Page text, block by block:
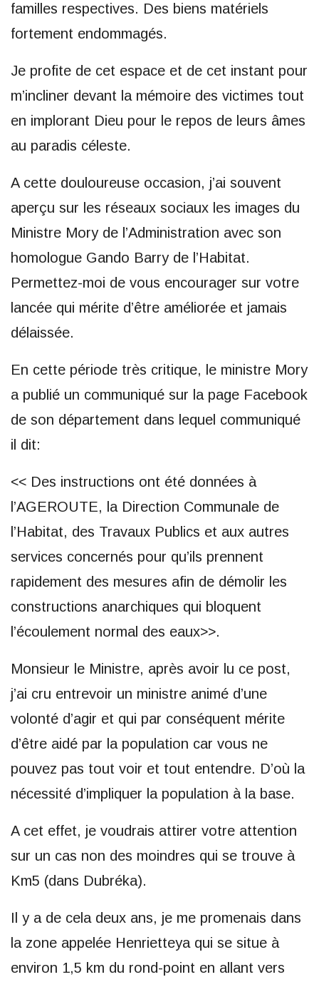
familles respectives. Des biens matériels
fortement endommagés.
Je profite de cet espace et de cet instant pour
m’incliner devant la mémoire des victimes tout
en implorant Dieu pour le repos de leurs âmes
au paradis céleste.
A cette douloureuse occasion, j’ai souvent
aperçu sur les réseaux sociaux les images du
Ministre Mory de l’Administration avec son
homologue Gando Barry de l’Habitat.
Permettez-moi de vous encourager sur votre
lancée qui mérite d’être améliorée et jamais
délaissée.
En cette période très critique, le ministre Mory
a publié un communiqué sur la page Facebook
de son département dans lequel communiqué
il dit:
<< Des instructions ont été données à
l’AGEROUTE, la Direction Communale de
l’Habitat, des Travaux Publics et aux autres
services concernés pour qu’ils prennent
rapidement des mesures afin de démolir les
constructions anarchiques qui bloquent
l’écoulement normal des eaux>>.
Monsieur le Ministre, après avoir lu ce post,
j’ai cru entrevoir un ministre animé d’une
volonté d’agir et qui par conséquent mérite
d’être aidé par la population car vous ne
pouvez pas tout voir et tout entendre. D’où la
nécessité d’impliquer la population à la base.
A cet effet, je voudrais attirer votre attention
sur un cas non des moindres qui se trouve à
Km5 (dans Dubréka).
Il y a de cela deux ans, je me promenais dans
la zone appelée Henrietteya qui se situe à
environ 1,5 km du rond-point en allant vers